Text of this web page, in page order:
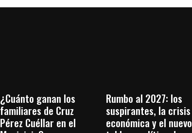
¿Cuánto ganan los
familiares de Cruz
Pérez Cuéllar en el
Rumbo al 2027: los
suspirantes, la crisis
económica y el nuevo